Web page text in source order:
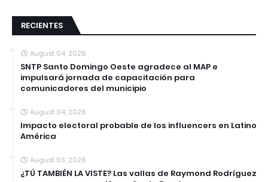
RECIENTES
August 04, 2026
SNTP Santo Domingo Oeste agradece al MAP e
impulsará jornada de capacitación para
comunicadores del municipio
August 04, 2026
Impacto electoral probable de los influencers en Latino
América
August 03, 2026
¿TÚ TAMBIÉN LA VISTE? Las vallas de Raymond Rodríguez